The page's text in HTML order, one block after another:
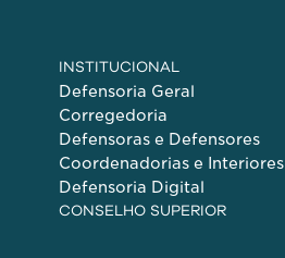
INSTITUCIONAL
Defensoria Geral
Corregedoria
Defensoras e Defensores
Coordenadorias e Interiores
Defensoria Digital
CONSELHO SUPERIOR